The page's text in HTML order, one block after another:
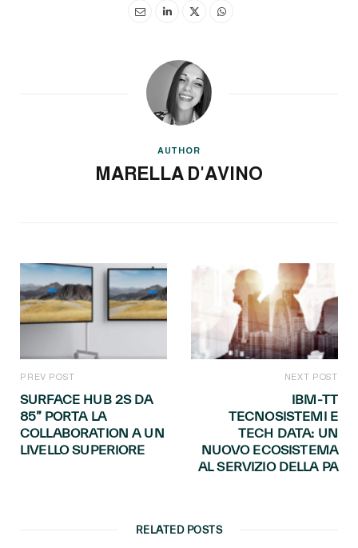
AUTHOR
MARELLA D'AVINO
PREV POST
SURFACE HUB 2S DA
85” PORTA LA
COLLABORATION A UN
LIVELLO SUPERIORE
NEXT POST
IBM-TT
TECNOSISTEMI E
TECH DATA: UN
NUOVO ECOSISTEMA
AL SERVIZIO DELLA PA
RELATED POSTS